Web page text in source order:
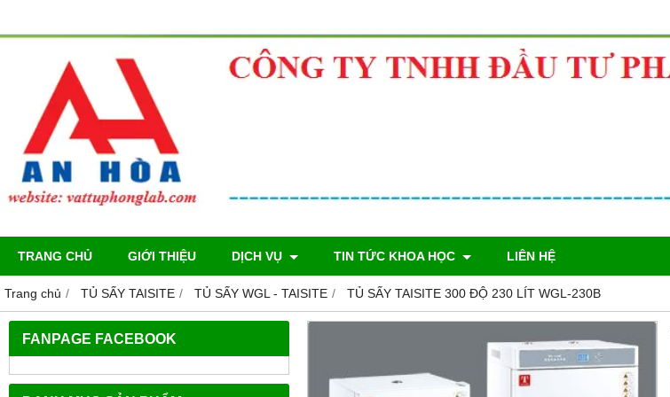
TRANG CHỦ GIỚI THIỆU DỊCH VỤ TIN TỨC KHOA HỌC LIÊN HỆ
Trang chủ TỦ SẤY TAISITE TỦ SẤY WGL - TAISITE TỦ SẤY TAISITE 300 ĐỘ 230 LÍT WGL-230B
FANPAGE FACEBOOK